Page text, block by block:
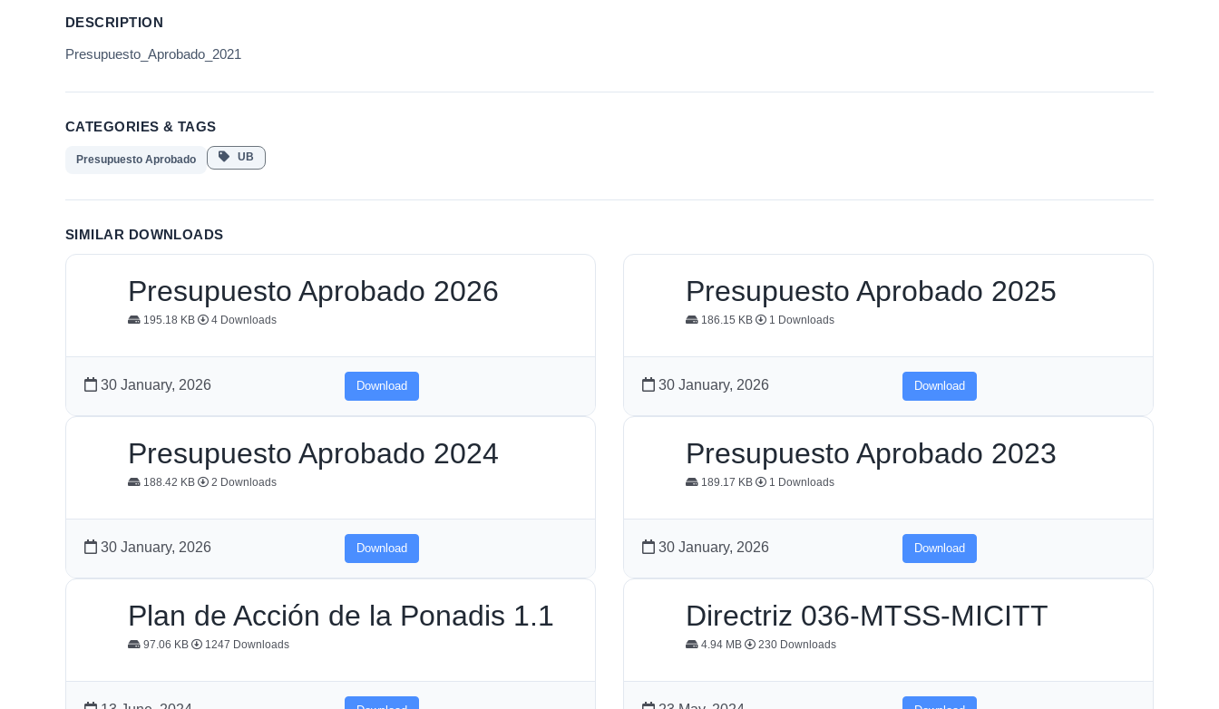
DESCRIPTION
Presupuesto_Aprobado_2021
CATEGORIES & TAGS
Presupuesto Aprobado UB
SIMILAR DOWNLOADS
Presupuesto Aprobado 2026
195.18 KB 4 Downloads
30 January, 2026 Download
Presupuesto Aprobado 2025
186.15 KB 1 Downloads
30 January, 2026 Download
Presupuesto Aprobado 2024
188.42 KB 2 Downloads
30 January, 2026 Download
Presupuesto Aprobado 2023
189.17 KB 1 Downloads
30 January, 2026 Download
Plan de Acción de la Ponadis 1.1
97.06 KB 1247 Downloads
Directriz 036-MTSS-MICITT
4.94 MB 230 Downloads